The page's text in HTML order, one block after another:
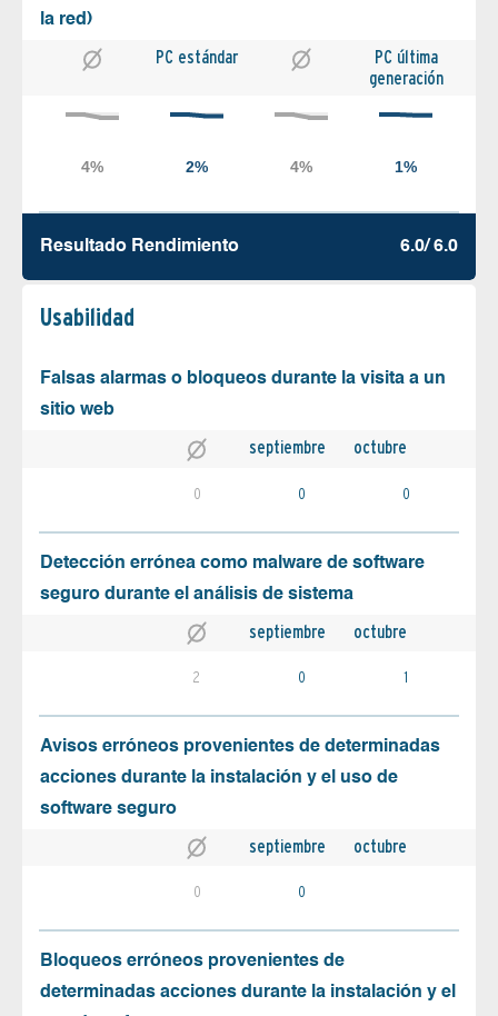
la red)
PC estándar
PC última
generación
Resultado Rendimiento 6.0/ 6.0
Usabilidad
Falsas alarmas o bloqueos durante la visita a un
sitio web
septiembre octubre
0 0 0
Detección errónea como malware de software
seguro durante el análisis de sistema
septiembre octubre
2 0 1
Avisos erróneos provenientes de determinadas
acciones durante la instalación y el uso de
software seguro
septiembre octubre
0 0
Bloqueos erróneos provenientes de
determinadas acciones durante la instalación y el